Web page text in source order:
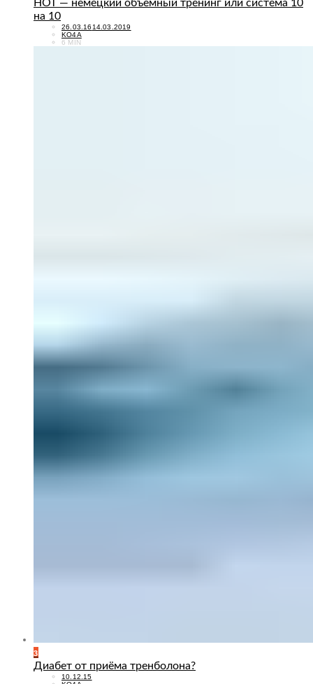
НОТ — немецкий объемный тренинг или система 10
на 10
POSTED
ON
26.03.1614.03.2019
KO4A
6 MIN
3
Диабет от приёма тренболона?
POSTED
10.12.15